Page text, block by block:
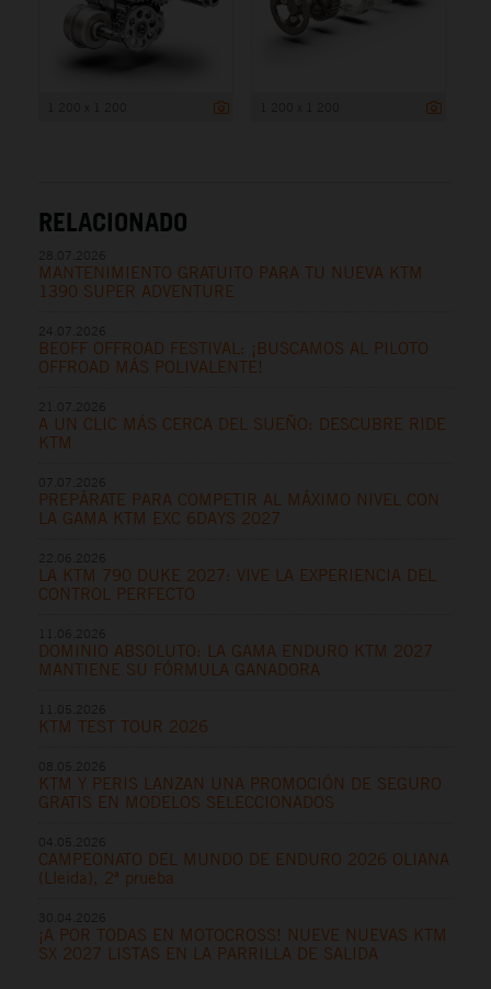
RELACIONADO
MANTENIMIENTO GRATUITO PARA TU NUEVA KTM
1390 SUPER ADVENTURE
BEOFF OFFROAD FESTIVAL: ¡BUSCAMOS AL PILOTO
OFFROAD MÁS POLIVALENTE!
A UN CLIC MÁS CERCA DEL SUEÑO: DESCUBRE RIDE
KTM
PREPÁRATE PARA COMPETIR AL MÁXIMO NIVEL CON
LA GAMA KTM EXC 6DAYS 2027
LA KTM 790 DUKE 2027: VIVE LA EXPERIENCIA DEL
CONTROL PERFECTO
DOMINIO ABSOLUTO: LA GAMA ENDURO KTM 2027
MANTIENE SU FÓRMULA GANADORA
KTM TEST TOUR 2026
KTM Y PERIS LANZAN UNA PROMOCIÓN DE SEGURO
GRATIS EN MODELOS SELECCIONADOS
CAMPEONATO DEL MUNDO DE ENDURO 2026 OLIANA
(Lleida), 2ª prueba
¡A POR TODAS EN MOTOCROSS! NUEVE NUEVAS KTM
SX 2027 LISTAS EN LA PARRILLA DE SALIDA